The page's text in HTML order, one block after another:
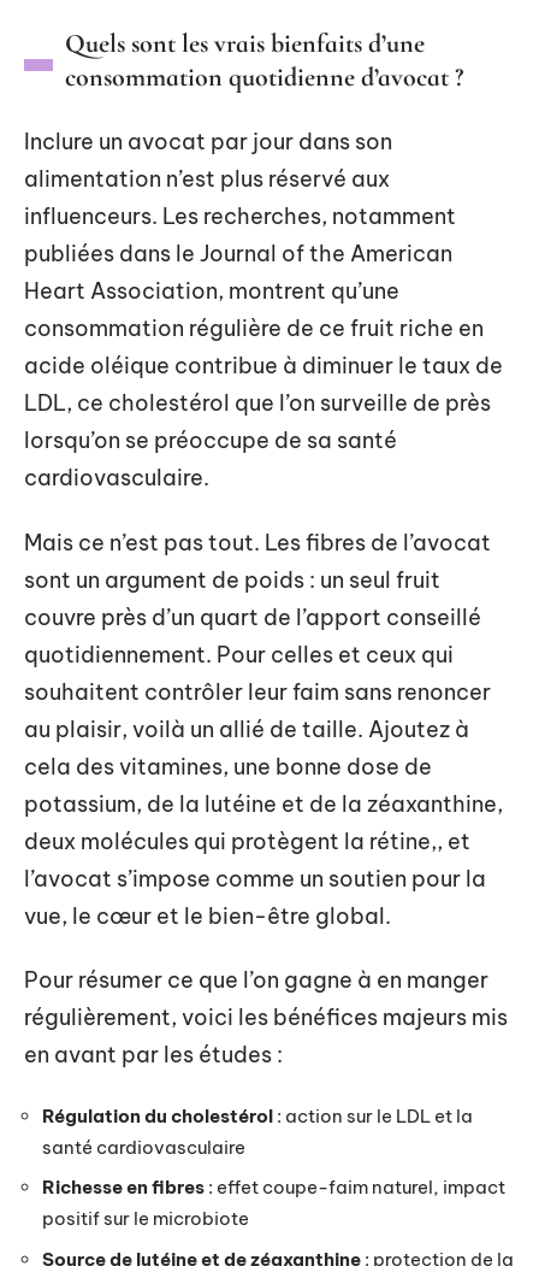
Quels sont les vrais bienfaits d’une
consommation quotidienne d’avocat ?
Inclure un avocat par jour dans son
alimentation n’est plus réservé aux
influenceurs. Les recherches, notamment
publiées dans le Journal of the American
Heart Association, montrent qu’une
consommation régulière de ce fruit riche en
acide oléique contribue à diminuer le taux de
LDL, ce cholestérol que l’on surveille de près
lorsqu’on se préoccupe de sa santé
cardiovasculaire.
Mais ce n’est pas tout. Les fibres de l’avocat
sont un argument de poids : un seul fruit
couvre près d’un quart de l’apport conseillé
quotidiennement. Pour celles et ceux qui
souhaitent contrôler leur faim sans renoncer
au plaisir, voilà un allié de taille. Ajoutez à
cela des vitamines, une bonne dose de
potassium, de la lutéine et de la zéaxanthine,
deux molécules qui protègent la rétine,, et
l’avocat s’impose comme un soutien pour la
vue, le cœur et le bien-être global.
Pour résumer ce que l’on gagne à en manger
régulièrement, voici les bénéfices majeurs mis
en avant par les études :
Régulation du cholestérol : action sur le LDL et la
santé cardiovasculaire
Richesse en fibres : effet coupe-faim naturel, impact
positif sur le microbiote
Source de lutéine et de zéaxanthine : protection de la